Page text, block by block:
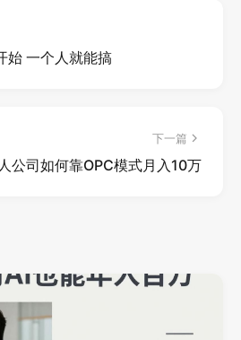
始 一个人就能搞
下一篇
公司如何靠OPC模式月入10万